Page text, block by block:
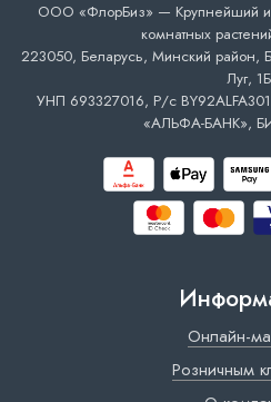
ООО «ФлорБиз» — Крупнейший
комнатных
223050, Беларусь, Минский район,
Луг, 1Б
УНП 693327016, Р/с
«АЛЬФА-БАНК»,
Онлайн-
Розничным